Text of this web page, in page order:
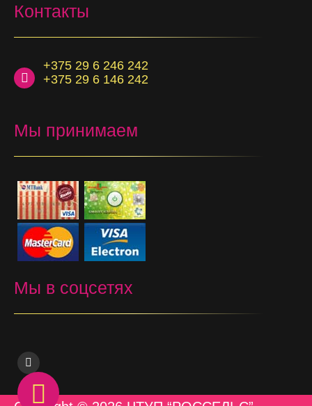
Контакты
+375 29 6 246 242
+375 29 6 146 242
Мы принимаем
Мы в соцсетях